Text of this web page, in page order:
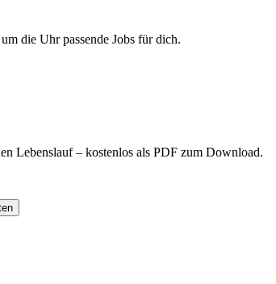
die Uhr passende Jobs für dich.
Lebenslauf – kostenlos als PDF zum Download.